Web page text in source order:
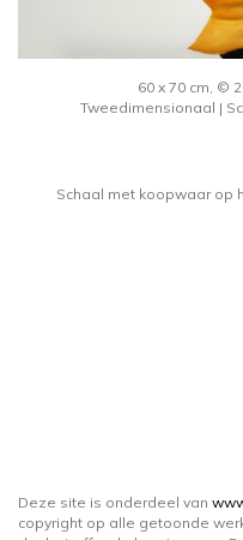
60 x 70 cm, ©
Tweedimensionaal |
Schaal met koopwaar op
Deze site is onderdeel van
copyright op alle getoonde